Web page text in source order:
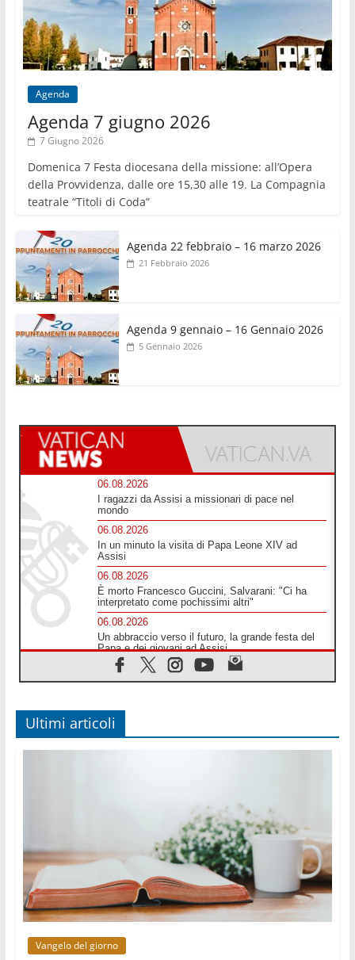
Agenda
Agenda 7 giugno 2026
7 Giugno 2026
Domenica 7 Festa diocesana della missione: all’Opera
della Provvidenza, dalle ore 15,30 alle 19. La Compagnia
teatrale “Titoli di Coda”
Agenda 22 febbraio – 16 marzo 2026
21 Febbraio 2026
Agenda 9 gennaio – 16 Gennaio 2026
5 Gennaio 2026
06.08.2026
I ragazzi da Assisi a missionari di pace nel
mondo
06.08.2026
In un minuto la visita di Papa Leone XIV ad
Assisi
06.08.2026
È morto Francesco Guccini, Salvarani: "Ci ha
interpretato come pochissimi altri"
06.08.2026
Un abbraccio verso il futuro, la grande festa del
Papa e dei giovani ad Assisi
06.08.2026
Il grazie dei giovani al Papa: "Oggi ci sentiamo
06.08.2026
Leone XIV: la rivoluzione del Vangelo abbatte i
muri che separano gli esseri umani
Hiroshima, ad 81 anni dalla bomba resta alto il
richiamo al disarmo mondiale
06.08.2026
Il Papa con i giovani ad Assisi: costruire la civiltà
dell'amore non delle contrapposizioni
06.08.2026
Hiroshima e Nagasaki, 81 anni dopo. Al via i
"dieci giorni di preghiera per la pace"
Ultimi articoli
Vangelo del giorno